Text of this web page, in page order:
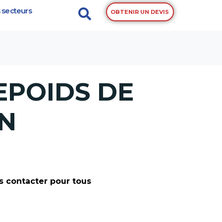
secteurs OBTENIR UN DEVIS
DE
contacter pour tous